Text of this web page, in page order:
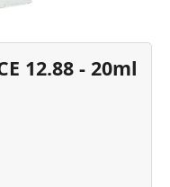
12.88 - 20ml